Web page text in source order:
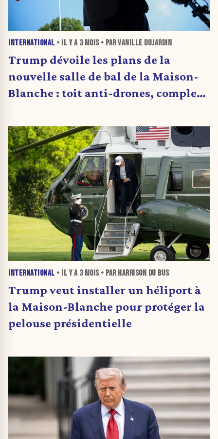
INTERNATIONAL • IL Y A 3 MOIS• PAR VANILLE DUJARDIN
Trump dévoile les plans de la
nouvelle salle de bal de la Maison-
Blanche : toit anti-drones, complexe
INTERNATIONAL • IL Y A 3 MOIS• PAR HARRISON DU BUS
Trump veut installer un héliport à
la Maison-Blanche pour protéger la
pelouse présidentielle